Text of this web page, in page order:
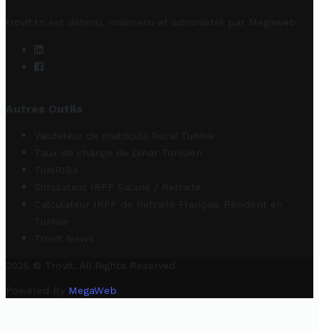
trovit.tn est détenu, maintenu et administré par Megaweb
Autres Outils
Validateur de matricule fiscal Tunisie
Taux de change de Dinar Tunisien
TuniRIBs
Simulateur IRPP Salarié / Retraité
Calculateur IRPP de Retraité Français Résident en
Tunisie
Trovit News
2025 © Trovit. All Rights Reserved.
Powered By MegaWeb